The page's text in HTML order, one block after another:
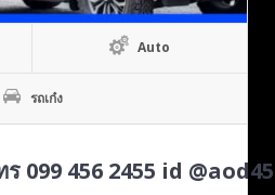
Auto
รถเก๋ง
099 456 2455 id